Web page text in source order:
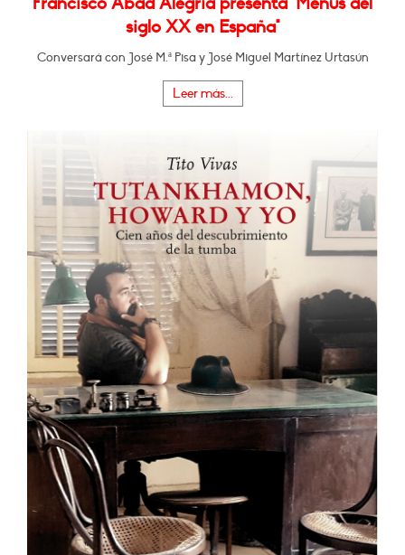
siglo XX en España"
Conversará con José M.ª Pisa y José Miguel Martínez Urtasún
Leer más...